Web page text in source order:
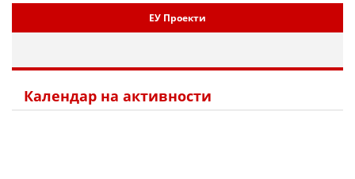
ЕУ Проекти
Календар на активности